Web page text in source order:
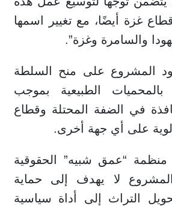
غزة أيضًا، مع تغيير اسمها
والسامرة وغزة”.
المشروع على منح السلطة
الطبيعية بموجب
في الضفة المحتلة وقطاع
على أي جهة أخرى.
منظمة “عمق شبيه” الحقوقية
المشروع لا يهدف إلى حماية
التراث إلى أداة سياسية